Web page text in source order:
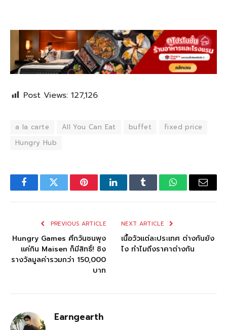
Post Views: 127,126
a la carte All You Can Eat buffet
fixed price
Hungry Hub
FacebookTwitter PinterestLinkedInTumblr WhatsAppEmail
PREVIOUS ARTICLE
Hungry Games ศึกวันชนพุง
แค่กิน Maisen ก็มีสิทธิ์! ชิง
รางวัลมูลค่ารวมกว่า 150,000
บาท
NEXT ARTICLE
เนื้อวัวแต่ละประเทศ ต่างกันยัง
ไง ทำไมถึงราคาต่างกัน
Earngearth